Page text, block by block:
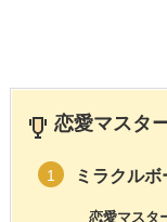
恋愛マスタ
1 ミラクルボ
恋愛マスタ